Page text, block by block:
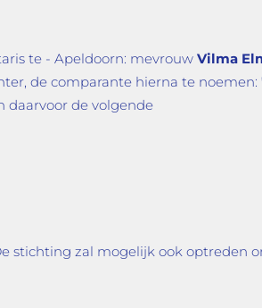
te - Apeldoorn: mevrouw Vilma
de comparante hierna te noemen:
daarvoor de volgende
stichting zal mogelijk ook optreden